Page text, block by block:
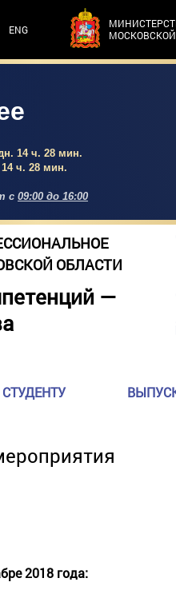
ENG
14 ч. 28 мин.
ч. 28 мин.
с 09:00 до 16:00
ОБЛАСТИ
—
СТУДЕНТУ
2018 года: